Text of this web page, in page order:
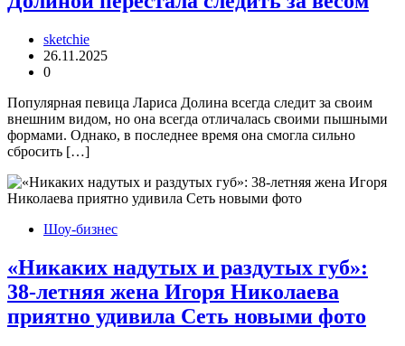
sketchie
26.11.2025
0
Популярная певица Лариса Долина всегда следит за своим
внешним видом, но она всегда отличалась своими пышными
формами. Однако, в последнее время она смогла сильно
сбросить […]
Шоу-бизнес
«Никаких надутых и раздутых губ»:
38-летняя жена Игоря Николаева
приятно удивила Сеть новыми фото